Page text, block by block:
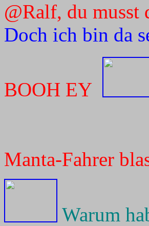
@Ralf, du musst
Doch ich bin da
BOOH EY
Manta-Fahrer
Warum